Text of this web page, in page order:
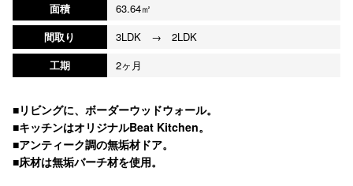
面積
63.64㎡
間取り
3LDK → 2LDK
工期
2ヶ月
■リビングに、ボーダーウッドウォール。
■キッチンはオリジナルBeat Kitchen。
■アンティーク調の無垢材ドア。
■床材は無垢バーチ材を使用。